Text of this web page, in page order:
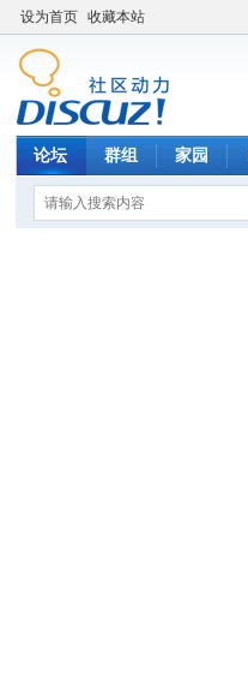
设为首页 收藏本站
论坛 群组 家园